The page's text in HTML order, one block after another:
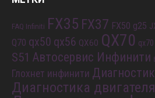
МЕТКИ
FAQ Infiniti FX35 FX37 FX50 g25
Q70 qx50 qx56 QX60 QX70
S51 Автосервис Инфинити
Глохнет инфинити
Диагностика двигателя